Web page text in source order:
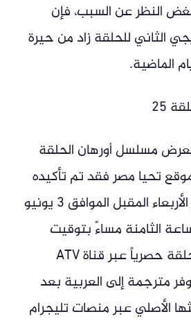
النظر عن السبب، فإن
الثاني للحلقة زاد من حيرة
الماضية.
25
لعرض مسلسل أورهان الحلقة
موقع تحيا مصر فقد تم تأكيده
رسمياً ليكون مساء الأربعاء المقبل الموافق 3 يونيو
الثامنة مساءً بتوقيت
تركيا. وستعرض الحلقة حصرياً عبر قناة ATV
مترجمة إلى العربية بعد
الأصلي عبر منصات تليجرام